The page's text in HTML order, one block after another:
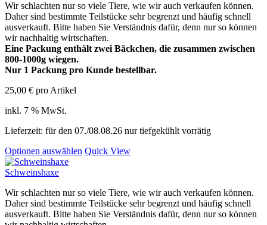
Wir schlachten nur so viele Tiere, wie wir auch verkaufen können.
Daher sind bestimmte Teilstücke sehr begrenzt und häufig schnell
ausverkauft. Bitte haben Sie Verständnis dafür, denn nur so können
wir nachhaltig wirtschaften.
Eine Packung enthält zwei Bäckchen, die zusammen zwischen
800-1000g wiegen.
Nur 1 Packung pro Kunde bestellbar.
25,00 € pro Artikel
inkl. 7 % MwSt.
Lieferzeit: für den 07./08.08.26 nur tiefgekühlt vorrätig
Optionen auswählen Quick View
Schweinshaxe
Wir schlachten nur so viele Tiere, wie wir auch verkaufen können.
Daher sind bestimmte Teilstücke sehr begrenzt und häufig schnell
ausverkauft. Bitte haben Sie Verständnis dafür, denn nur so können